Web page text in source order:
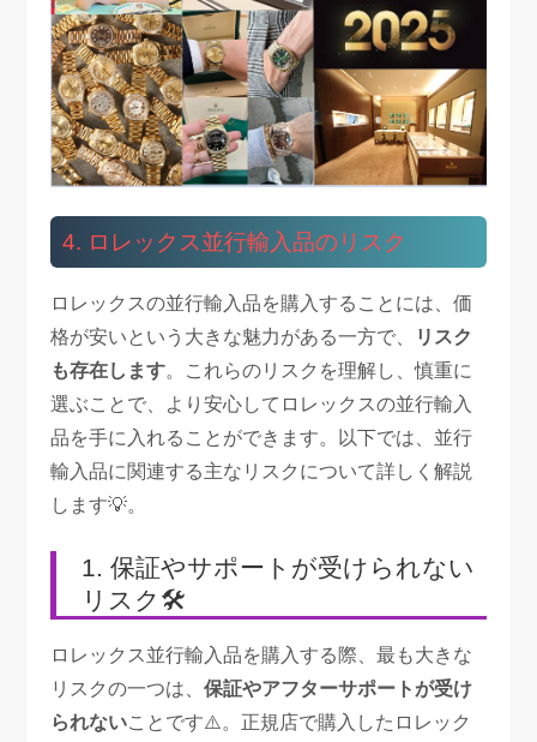
4. ロレックス並行輸入品のリスク
ロレックスの並行輸入品を購入することには、価
格が安いという大きな魅力がある一方で、
リスク
も存在します。これらのリスクを理解し、慎重に
選ぶことで、より安心してロレックスの並行輸入
品を手に入れることができます。以下では、並行
輸入品に関連する主なリスクについて詳しく解説
します💡。
1. 保証やサポートが受けられない
リスク🛠️
ロレックス並行輸入品を購入する際、最も大きな
リスクの一つは、保証やアフターサポートが受け
られないことです⚠️。正規店で購入したロレック